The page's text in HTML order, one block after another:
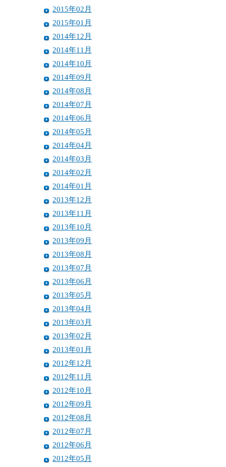
2015年02月
2015年01月
2014年12月
2014年11月
2014年10月
2014年09月
2014年08月
2014年07月
2014年06月
2014年05月
2014年04月
2014年03月
2014年02月
2014年01月
2013年12月
2013年11月
2013年10月
2013年09月
2013年08月
2013年07月
2013年06月
2013年05月
2013年04月
2013年03月
2013年02月
2013年01月
2012年12月
2012年11月
2012年10月
2012年09月
2012年08月
2012年07月
2012年06月
2012年05月